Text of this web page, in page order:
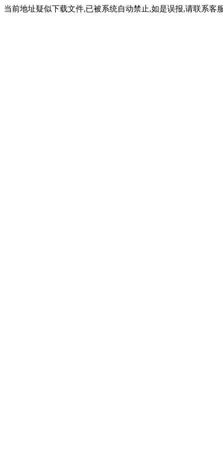
当前地址疑似下载文件,已被系统自动禁止,如是误报,请联系客